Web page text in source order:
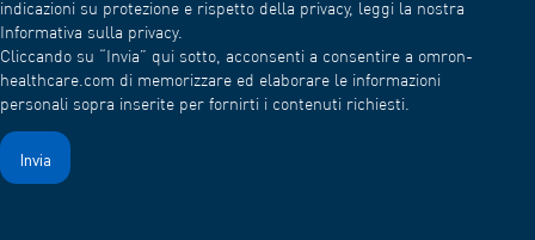
indicazioni su protezione e rispetto della privacy, leggi la nostra
Informativa sulla privacy.
Cliccando su “Invia” qui sotto, acconsenti a consentire a omron-
healthcare.com di memorizzare ed elaborare le informazioni
personali sopra inserite per fornirti i contenuti richiesti.